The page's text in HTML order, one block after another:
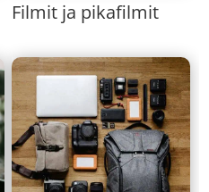
Filmit ja pikafilmit